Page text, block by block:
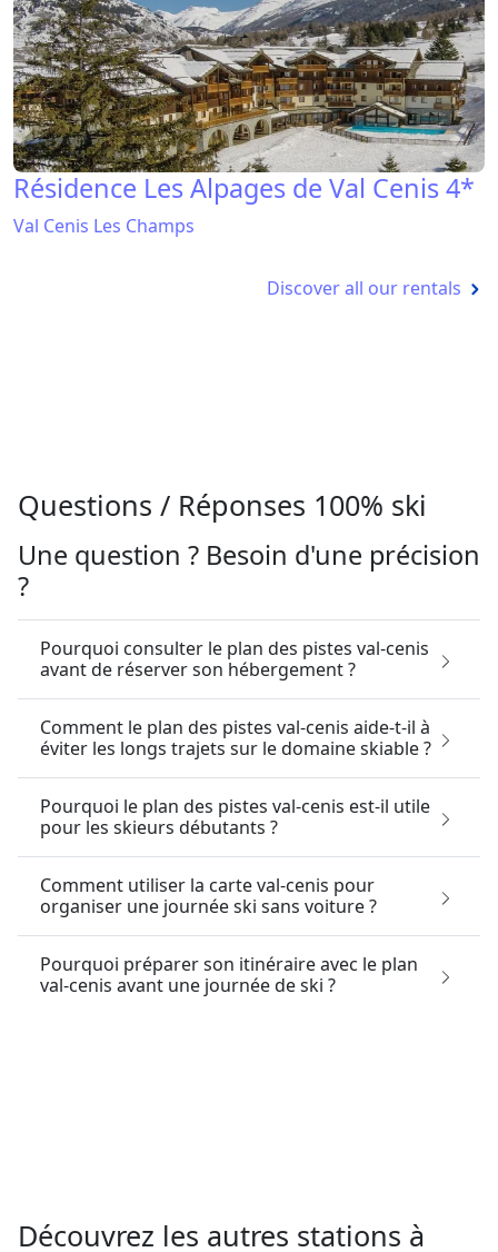
Résidence Les Alpages de Val Cenis 4*
Val Cenis Les Champs
Discover all our rentals
Questions / Réponses 100% ski
Une question ? Besoin d'une précision
?
Pourquoi consulter le plan des pistes val-cenis
avant de réserver son hébergement ?
Comment le plan des pistes val-cenis aide-t-il à
éviter les longs trajets sur le domaine skiable ?
Pourquoi le plan des pistes val-cenis est-il utile
pour les skieurs débutants ?
Comment utiliser la carte val-cenis pour
organiser une journée ski sans voiture ?
Pourquoi préparer son itinéraire avec le plan
val-cenis avant une journée de ski ?
Découvrez les autres stations à